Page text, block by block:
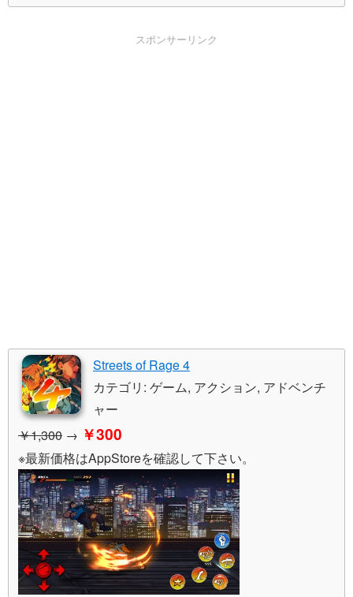
スポンサーリンク
Streets of Rage 4
カテゴリ: ゲーム, アクション, アドベンチ
ャー
￥1,300 → ￥300
※最新価格はAppStoreを確認して下さい。